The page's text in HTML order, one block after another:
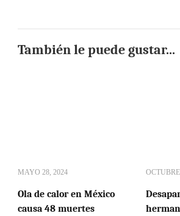
También le puede gustar...
MAYO 28, 2024
Ola de calor en México
causa 48 muertes